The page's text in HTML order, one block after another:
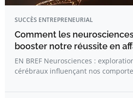
SUCCÈS ENTREPRENEURIAL
Comment les
booster notre réussite en
EN BREF Neurosciences :
cérébraux influençant nos